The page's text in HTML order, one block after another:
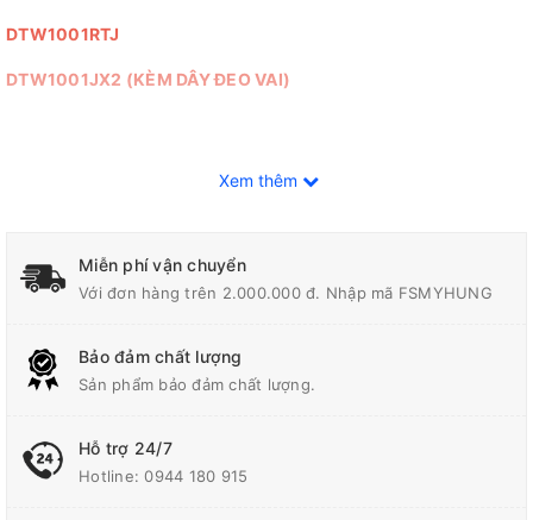
DTW1001RTJ
DTW1001JX2 (KÈM DÂY ĐEO VAI)
Đại Lý Phân Phối Makita, Bosch Chính Hãng Tại Biên Hòa -
Địa chỉ: 700 Quốc lộ 1A, Tân Biên, Biên Hòa, Đồng Nai
FanPage :Facebook.com/diencomyhung
Gmail: makitadongnai@gmail.com
Xem thêm
Miễn phí vận chuyển
Với đơn hàng trên 2.000.000 đ. Nhập mã FSMYHUNG
Bảo đảm chất lượng
Sản phẩm bảo đảm chất lượng.
Hỗ trợ 24/7
Hotline:0944 180 915